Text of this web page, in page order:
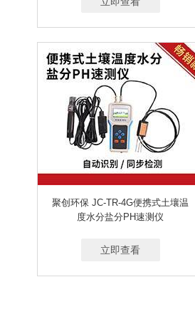
聚创环保 JC-TR-4G便携式土壤温
度水分盐分PH速测仪
立即查看